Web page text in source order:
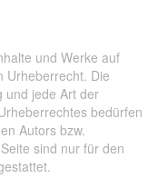
und Werke auf
Urheberrecht. Die
und jede Art der
bedürfen
Autors bzw.
sind nur für den